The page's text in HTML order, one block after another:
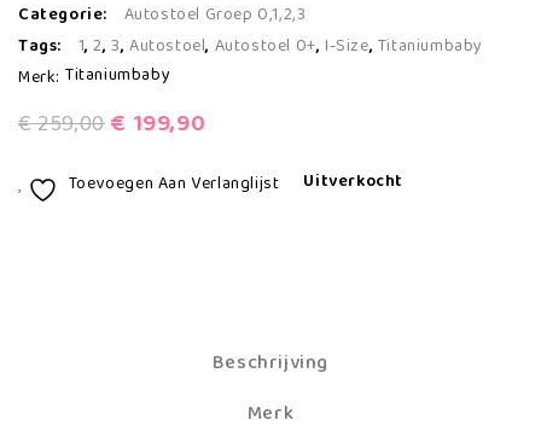
Categorie:
Autostoel Groep 0,1,2,3
Tags:
1,2,3,Autostoel, Autostoel 0+,I-Size, Titaniumbaby
Merk: Titaniumbaby
€259,00€ 199,90
Uitverkocht
Toevoegen Aan Verlanglijst
Beschrijving
Merk